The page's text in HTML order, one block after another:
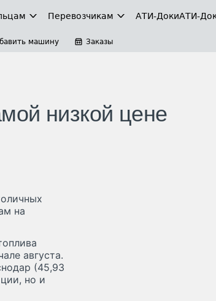
Перевозчикам АТИ-ДокиАТИ-
машину Заказы
низкой цене
на
августа.
(45,93
но и